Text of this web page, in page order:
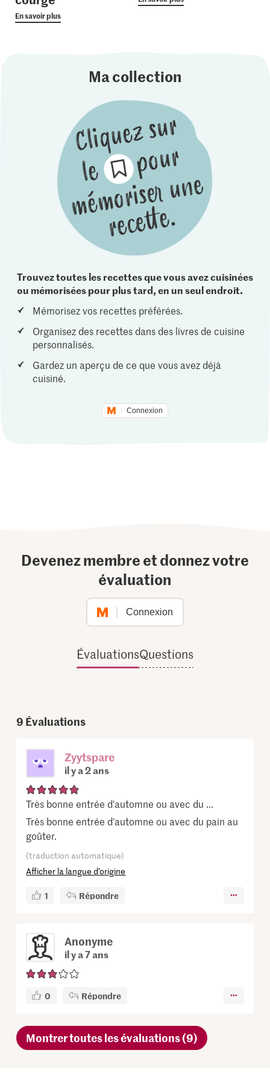
En savoir plus
Ma collection
Trouvez toutes les recettes que vous avez cuisinées
ou mémorisées pour plus tard, en un seul endroit.
Mémorisez vos recettes préférées.
Organisez des recettes dans des livres de cuisine
personnalisés.
Gardez un aperçu de ce que vous avez déjà
cuisiné.
Connexion
Devenez membre et donnez votre
évaluation
Connexion
ÉvaluationsQuestions
9 Évaluations
Zyytspare
il y a 2 ans
Très bonne entrée d'automne ou avec du ...
Très bonne entrée d'automne ou avec du pain au
goûter.
(traduction automatique)
Afficher la langue d’origine
1 Répondre
Anonyme
il y a 7 ans
0 Répondre
Montrer toutes les évaluations (9)